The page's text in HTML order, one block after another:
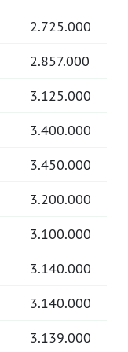
2.725.000
2.857.000
3.125.000
3.400.000
3.450.000
3.200.000
3.100.000
3.140.000
3.140.000
3.139.000